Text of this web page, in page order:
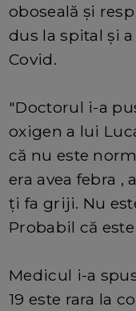
oboseală și
dus la spital și
Covid.
"Doctorul i-a
oxigen a lui
că nu este
era avea febra ,
ți fa griji. Nu
Probabil că
Medicul i-a
19 este rara la